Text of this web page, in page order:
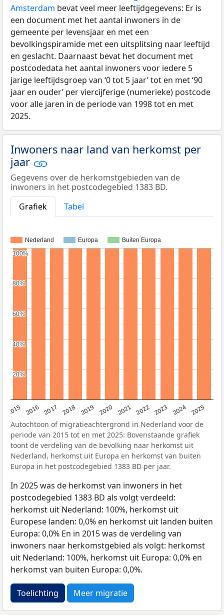
Amsterdam bevat veel meer leeftijdgegevens: Er is
een document met het aantal inwoners in de
gemeente per levensjaar en met een
bevolkingspiramide met een uitsplitsing naar leeftijd
en geslacht. Daarnaast bevat het document met
postcodedata het aantal inwoners voor iedere 5
jarige leeftijdsgroep van ‘0 tot 5 jaar’ tot en met ‘90
jaar en ouder’ per viercijferige (numerieke) postcode
voor alle jaren in de periode van 1998 tot en met
2025.
Inwoners naar land van herkomst per
jaar
Gegevens over de herkomstgebieden van de
inwoners in het postcodegebied 1383 BD.
Grafiek
Tabel
Nederland Europa Buiten Europa
2015 2016 2017 2018 2019 2020 2021 2022 2023 2024 2025
20%
20%
40%
40%
60%
60%
80%
80%
100%
100%
Autochtoon of migratieachtergrond in Nederland voor de
periode van 2015 tot en met 2025: Bovenstaande grafiek
toont de verdeling van de bevolking naar herkomst uit
Nederland, herkomst uit Europa en herkomst van buiten
Europa in het postcodegebied 1383 BD per jaar.
In 2025 was de herkomst van inwoners in het
postcodegebied 1383 BD als volgt verdeeld:
herkomst uit Nederland: 100%, herkomst uit
Europese landen: 0,0% en herkomst uit landen buiten
Europa: 0,0% En in 2015 was de verdeling van
inwoners naar herkomstgebied als volgt: herkomst
uit Nederland: 100%, herkomst uit Europa: 0,0% en
herkomst van buiten Europa: 0,0%.
Toelichting Meer migratie